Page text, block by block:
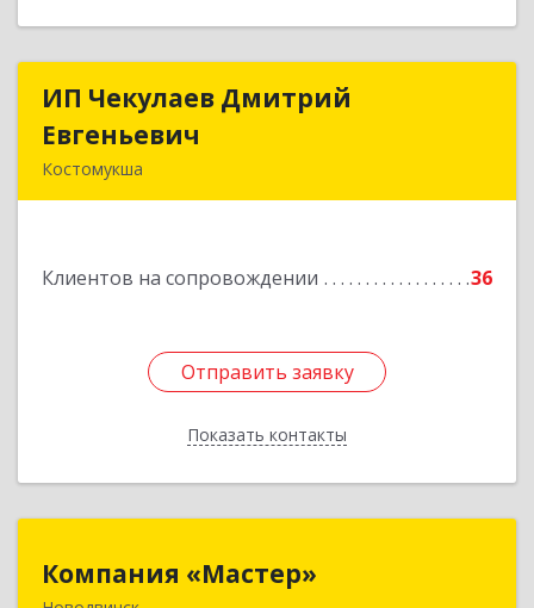
ИП Чекулаев Дмитрий
Евгеньевич
Костомукша
Клиентов на сопровождении 36
Отправить заявку
Показать контакты
ИП Чекулаев Дмитрий
Отправить заявку
Назад
Компания «Мастер»